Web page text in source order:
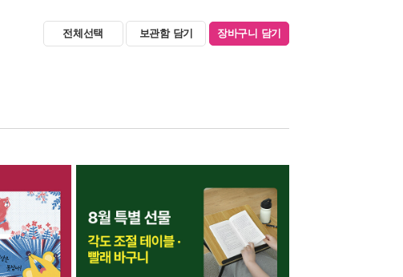
전체선택 보관함 담기 장바구니 담기